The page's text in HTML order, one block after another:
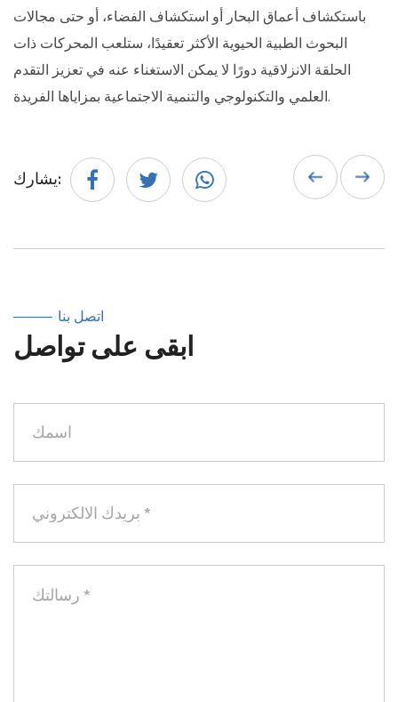
باستكشاف أعماق البحار أو استكشاف الفضاء، أو حتى مجالات
البحوث الطبية الحيوية الأكثر تعقيدًا، ستلعب المحركات ذات
الحلقة الانزلاقية دورًا لا يمكن الاستغناء عنه في تعزيز التقدم
العلمي والتكنولوجي والتنمية الاجتماعية بمزاياها الفريدة.
يشارك:
اتصل بنا
ابقى على تواصل